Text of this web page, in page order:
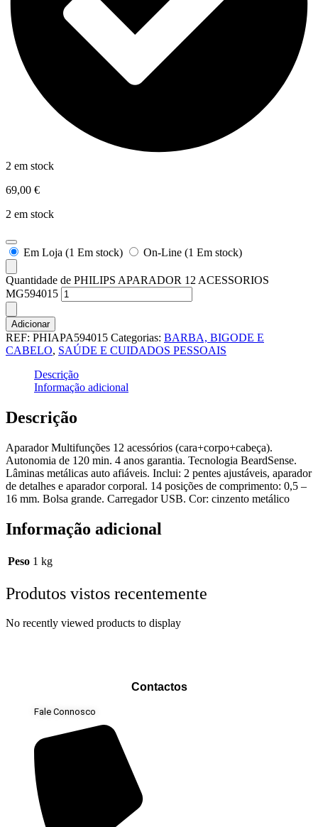
2 em stock
69,00 €
2 em stock
Em Loja (1 Em stock) On-Line (1 Em stock)
Quantidade de PHILIPS APARADOR 12 ACESSORIOS
MG594015
Adicionar
REF: PHIAPA594015 Categorias: BARBA, BIGODE E
CABELO, SAÚDE E CUIDADOS PESSOAIS
Descrição
Informação adicional
Descrição
Aparador Multifunções 12 acessórios (cara+corpo+cabeça).
Autonomia de 120 min. 4 anos garantia. Tecnologia BeardSense.
Lâminas metálicas auto afiáveis. Inclui: 2 pentes ajustáveis, aparador
de detalhes e aparador corporal. 14 posições de comprimento: 0,5 –
16 mm. Bolsa grande. Carregador USB. Cor: cinzento metálico
Informação adicional
Peso 1 kg
Produtos vistos recentemente
No recently viewed products to display
Contactos
Fale Connosco